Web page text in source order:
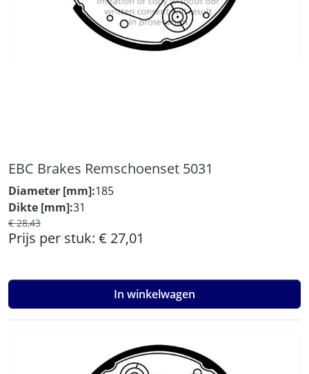
EBC Brakes Remschoenset 5031
Diameter [mm]:185
Dikte [mm]:31
€ 28,43
Prijs per stuk: € 27,01
In winkelwagen